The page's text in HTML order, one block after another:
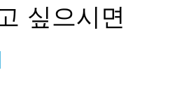
싶으시면